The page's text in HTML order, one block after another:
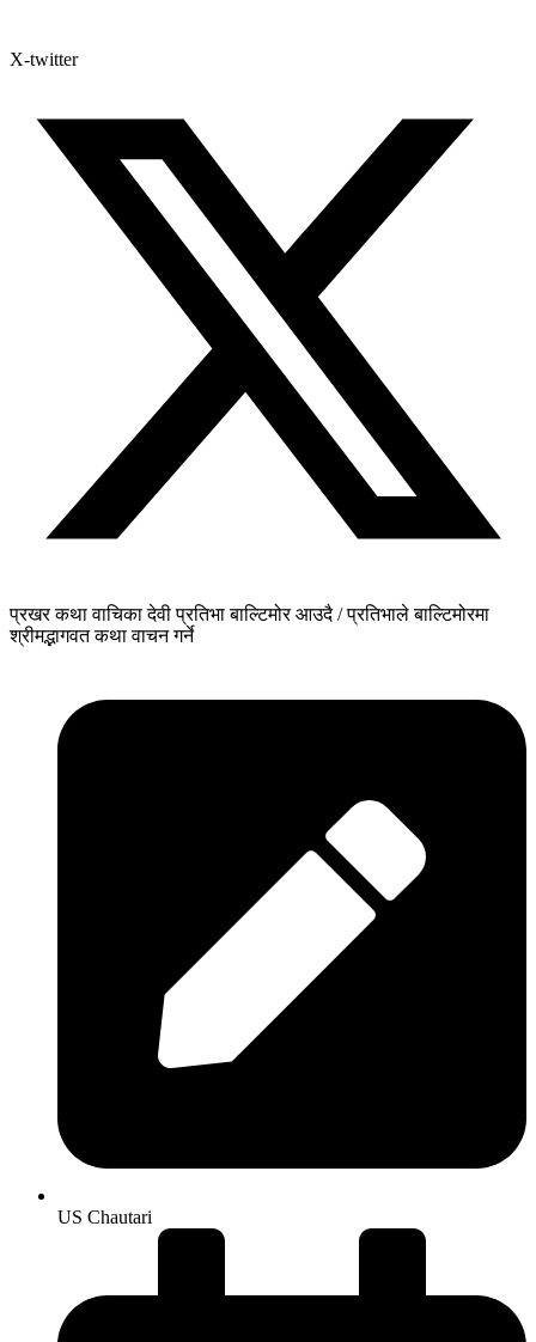
X-twitter
प्रखर कथा वाचिका देवी प्रतिभा बाल्टिमोर आउदै / प्रतिभाले बाल्टिमोरमा
श्रीमद्भागवत कथा वाचन गर्ने
US Chautari